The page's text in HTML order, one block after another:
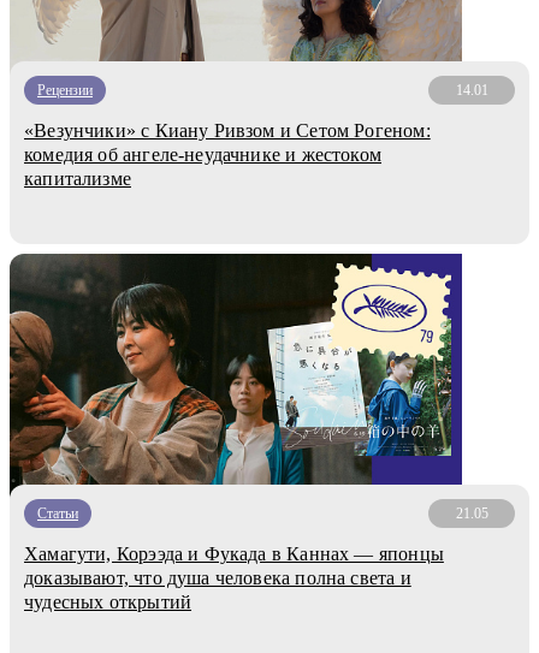
Рецензии 14.01
«Везунчики» с Киану Ривзом и Сетом Рогеном:
комедия об ангеле-неудачнике и жестоком
капитализме
Статьи 21.05
Хамагути, Корээда и Фукада в Каннах — японцы
доказывают, что душа человека полна света и
чудесных открытий